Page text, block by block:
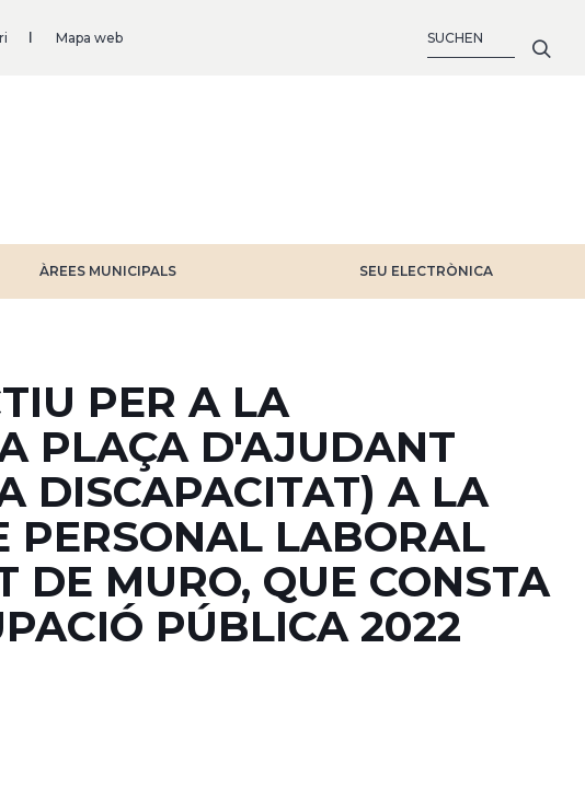
Mapa web
ÀREES MUNICIPALS SEU ELECTRÒNICA
PER A LA
PLAÇA D'AJUDANT
DISCAPACITAT) A LA
PERSONAL LABORAL
DE MURO, QUE CONSTA
PÚBLICA 2022